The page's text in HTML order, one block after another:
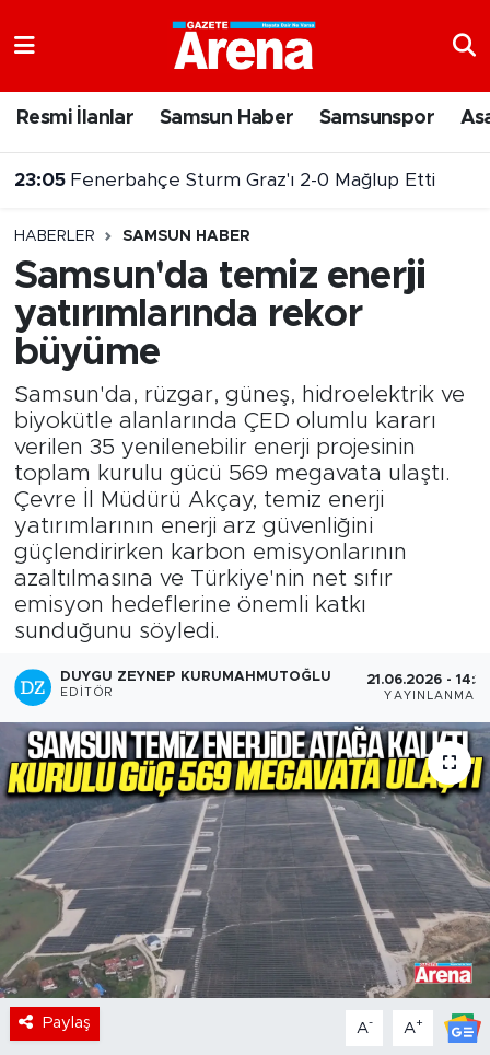
Resmi İlanlar Samsun Haber Samsunspor
22:14 Samsun 144 milyar TL'lik yatırımla gelişmeye devam ediyor
HABERLER SAMSUN HABER
Samsun'da temiz enerji
yatırımlarında rekor
büyüme
Samsun'da, rüzgar, güneş, hidroelektrik ve
biyokütle alanlarında ÇED olumlu kararı
verilen 35 yenilenebilir enerji projesinin
toplam kurulu gücü 569 megavata ulaştı.
Çevre İl Müdürü Akçay, temiz enerji
yatırımlarının enerji arz güvenliğini
güçlendirirken karbon emisyonlarının
azaltılmasına ve Türkiye'nin net sıfır
emisyon hedeflerine önemli katkı
sunduğunu söyledi.
DUYGU ZEYNEP KURUMAHMUTOĞLU
EDITÖR
21.06.2026 -
YAYINLANMA
Paylaş A- A+
Samsun Namaz Vakitleri
Süper Lig Puan Durumu ve Fikstür
Tüm Manşetler
Son Dakika Haberleri
Haber Arşivi